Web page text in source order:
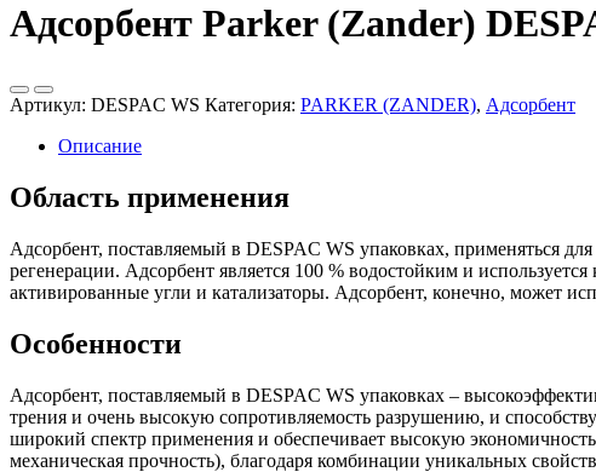
Адсорбент Parker (Zander)
Артикул: DESPAC WS Категория: PARKER (ZANDER), Адсорбент
Описание
Область применения
Адсорбент, поставляемый в DESPAC WS упаковках, применяться
регенерации. Адсорбент является 100 % водостойким и
активированные угли и катализаторы. Адсорбент, конечно, может
Особенности
Адсорбент, поставляемый в DESPAC WS упаковках –
трения и очень высокую сопротивляемость разрушению, и
широкий спектр применения и обеспечивает высокую
механическая прочность), благодаря комбинации уникальных